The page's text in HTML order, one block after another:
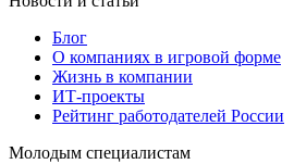
Блог
О компаниях в игровой форме
Жизнь в компании
ИТ-проекты
Рейтинг работодателей России
Молодым специалистам